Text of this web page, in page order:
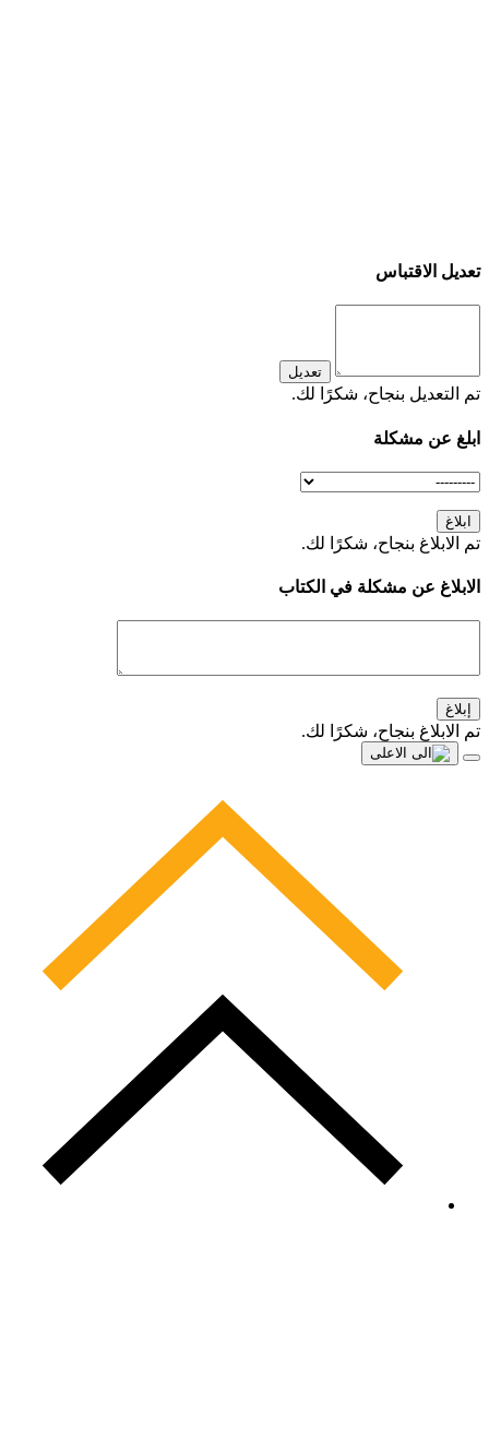
تعديل الاقتباس
تعديل
تم التعديل بنجاح، شكرًا لك.
ابلغ عن مشكلة
ابلاغ
تم الابلاغ بنجاح، شكرًا لك.
الابلاغ عن مشكلة في الكتاب
إبلاغ
تم الابلاغ بنجاح، شكرًا لك.